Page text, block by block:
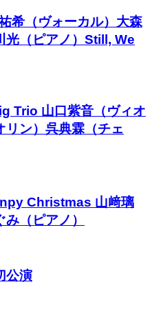
希（ヴォーカル）大森
光（ピアノ）Still, We
Trio 山口紫音（ヴィオ
リン）呉典霖（チェ
Christmas 山﨑璃
（ピアノ）
公演